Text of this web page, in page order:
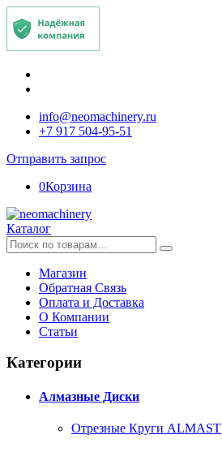
info@neomachinery.ru
+7 917 504-95-51
Отправить запрос
0Корзина
Каталог
Искать:
Магазин
Обратная Связь
Оплата и Доставка
О Компании
Статьи
Категории
Алмазные Диски
Отрезные Круги ALMAST